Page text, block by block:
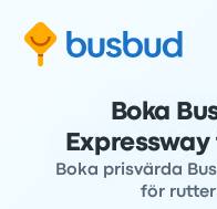
Boka
Boka prisvärda
för